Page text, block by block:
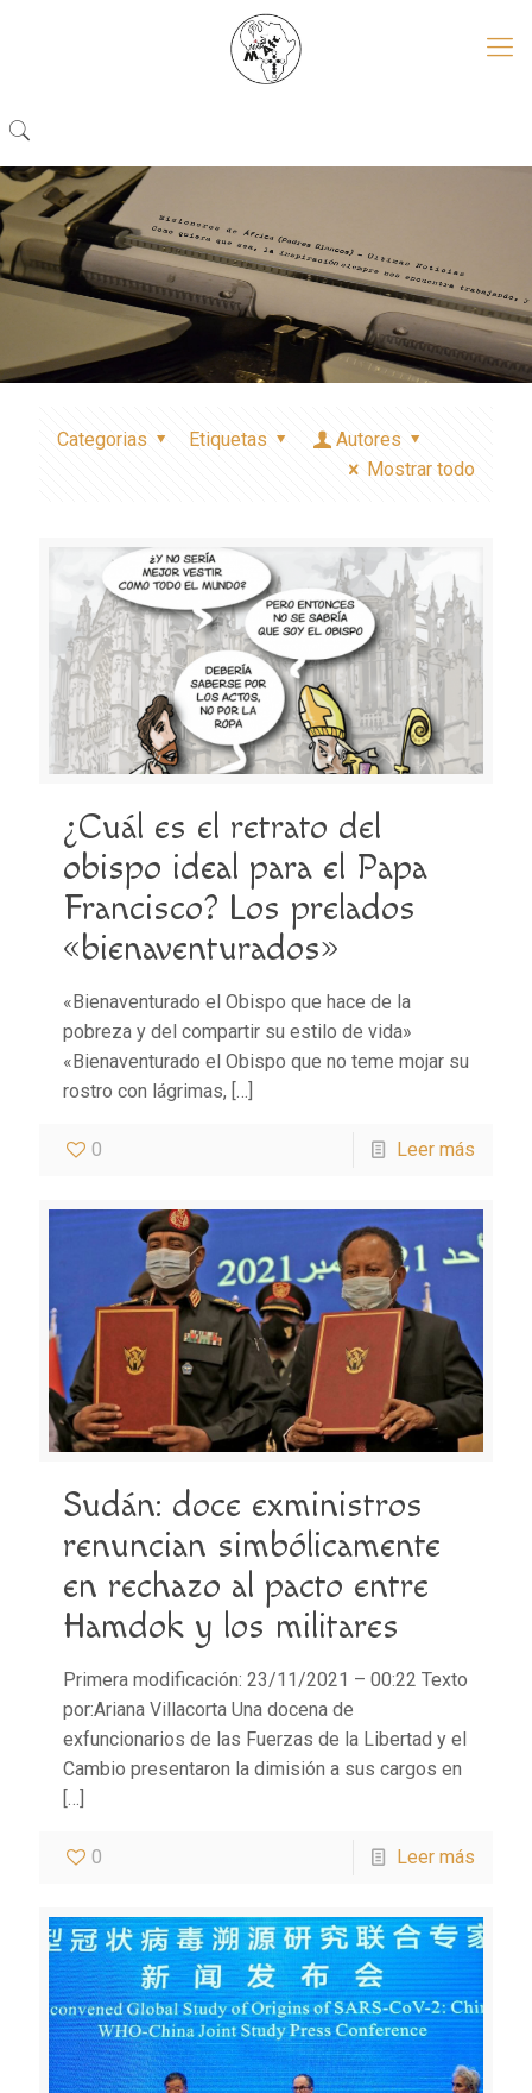
Categorias Etiquetas
Autores
Mostrar todo
¿Cuál es el retrato del
obispo ideal para el Papa
Francisco? Los prelados
«bienaventurados»
«Bienaventurado el Obispo que hace de la
pobreza y del compartir su estilo de vida»
«Bienaventurado el Obispo que no teme mojar su
rostro con lágrimas, […]
0 Leer más
Sudán: doce exministros
renuncian simbólicamente
en rechazo al pacto entre
Hamdok y los militares
Primera modificación: 23/11/2021 – 00:22 Texto
por:Ariana Villacorta Una docena de
exfuncionarios de las Fuerzas de la Libertad y el
Cambio presentaron la dimisión a sus cargos en
[…]
0 Leer más